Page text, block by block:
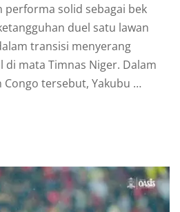
performa solid sebagai bek
duel satu lawan
transisi menyerang
mata Timnas Niger. Dalam
tersebut, Yakubu …